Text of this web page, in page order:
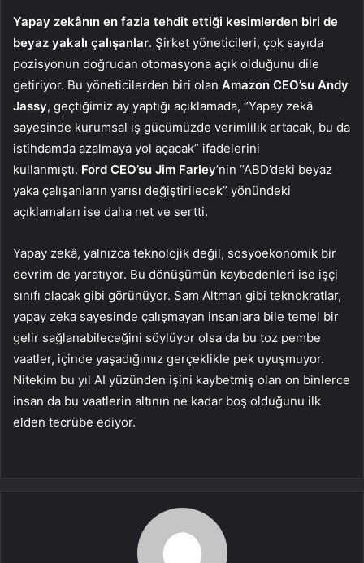
Yapay zekânın en fazla tehdit ettiği kesimlerden biri de
beyaz yakalı çalışanlar. Şirket yöneticileri, çok sayıda
pozisyonun doğrudan otomasyona açık olduğunu dile
getiriyor. Bu yöneticilerden biri olan Amazon CEO’su Andy
Jassy, geçtiğimiz ay yaptığı açıklamada, “Yapay zekâ
sayesinde kurumsal iş gücümüzde verimlilik artacak, bu da
istihdamda azalmaya yol açacak” ifadelerini
kullanmıştı. Ford CEO’su Jim Farley’nin “ABD’deki beyaz
yaka çalışanların yarısı değiştirilecek” yönündeki
açıklamaları ise daha net ve sertti.
Yapay zekâ, yalnızca teknolojik değil, sosyoekonomik bir
devrim de yaratıyor. Bu dönüşümün kaybedenleri ise işçi
sınıfı olacak gibi görünüyor. Sam Altman gibi teknokratlar,
yapay zeka sayesinde çalışmayan insanlara bile temel bir
gelir sağlanabileceğini söylüyor olsa da bu toz pembe
vaatler, içinde yaşadığımız gerçeklikle pek uyuşmuyor.
Nitekim bu yıl AI yüzünden işini kaybetmiş olan on binlerce
insan da bu vaatlerin altının ne kadar boş olduğunu ilk
elden tecrübe ediyor.